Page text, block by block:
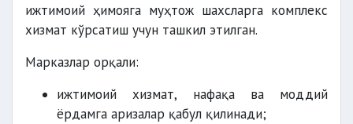
ижтимоий ҳимояга муҳтож шахсларга комплекс
хизмат кўрсатиш учун ташкил этилган.
Марказлар орқали:
ижтимоий хизмат, нафақа ва моддий
ёрдамга аризалар қабул қилинади;